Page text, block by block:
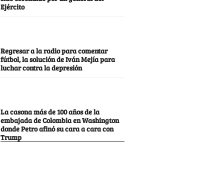
Ejército
Regresar a la radio para comentar
fútbol, la solución de Iván Mejía para
luchar contra la depresión
La casona más de 100 años de la
embajada de Colombia en Washington
donde Petro afinó su cara a cara con
Trump